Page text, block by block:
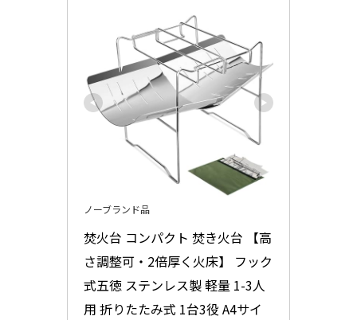
ノーブランド品
焚火台 コンパクト 焚き火台 【高
さ調整可・2倍厚く火床】 フック
式五徳 ステンレス製 軽量 1-3人
用 折りたたみ式 1台3役 A4サイ